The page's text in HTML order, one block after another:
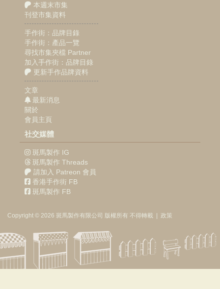
本週末市集
刊登市集資料
手作街：品牌目錄
手作街：產品一覽
尋找市集夾檔 Partner
加入手作街：品牌目錄
更新手作品牌資料
文章
最新消息
關於
會員主頁
社交媒體
斑馬製作 IG
斑馬製作 Threads
請加入 Patreon 會員
香港手作街 FB
斑馬製作 FB
Copyright © 2026 斑馬製作有限公司 版權所有 不得轉載 | 政策